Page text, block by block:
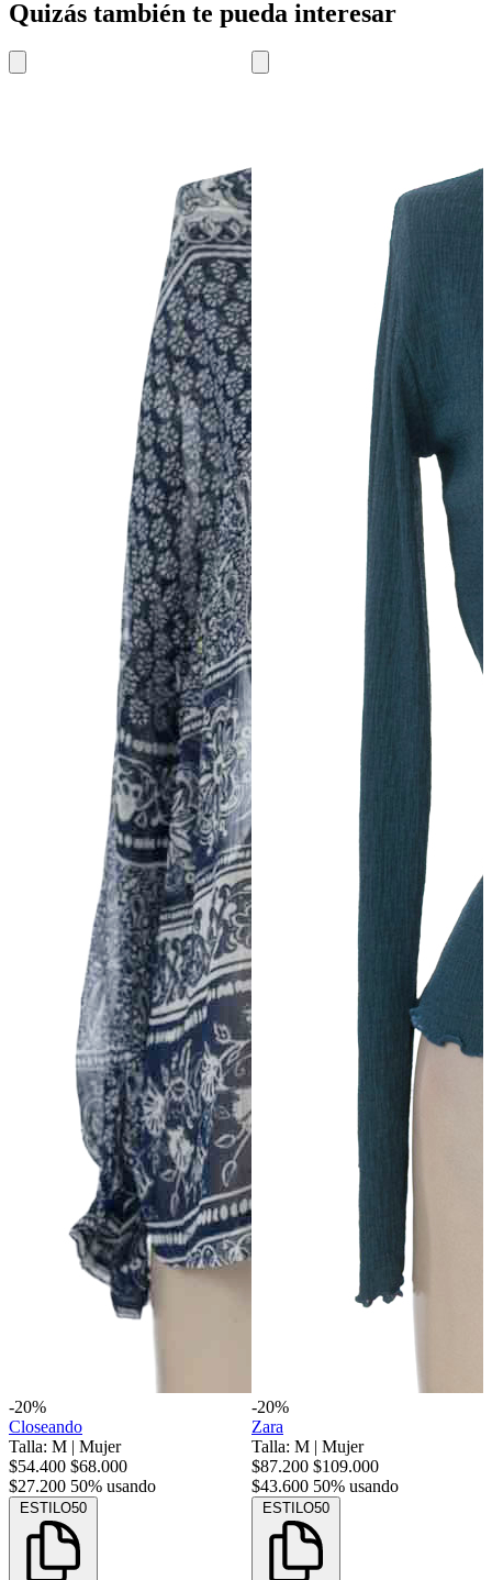
Quizás también te pueda interesar
-20%
Closeando
Talla: M | Mujer
$54.400 $68.000
$27.200 50% usando
ESTILO50
-20%
Zara
Talla: M | Mujer
$87.200 $109.000
$43.600 50% usando
ESTILO50